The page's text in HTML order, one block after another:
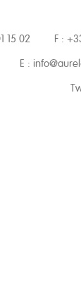
15 02
F :
E :